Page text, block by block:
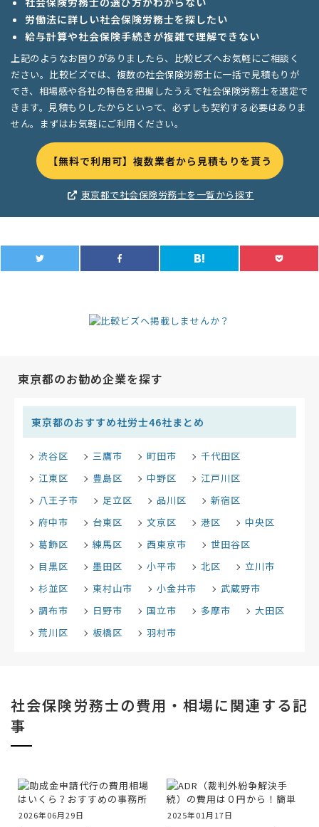
労働法に詳しい社会保険労務士を探したい
給与計算や社会保険手続きが複雑で理解できない
上記のようなお困りがありましたら、比較ビズへお気軽にご相談く
ださい。比較ビズでは、複数の社会保険労務士に一括で見積もりが
でき、相場感や各社の特色を把握したうえで社会保険労務士を選定で
きます。見積もりしたからといって、必ずしも契約する必要はありま
せん。まずはお気軽にご利用ください。
【無料で利用可】複数業者から見積もりを貰う
東京都で社会保険労務士を一覧から探す
東京都のお勧め企業を探す
東京都のおすすめ社労士46社まとめ
渋谷区 三鷹市 町田市
千代田区
江東区
豊島区 中野区
江戸川区
八王子市
足立区 品川区
新宿区
府中市
台東区 文京区 港区
中央区
葛飾区
練馬区 西東京市
世田谷区
目黒区
墨田区 小平市 北区
立川市
杉並区
東村山市 小金井市
武蔵野市
調布市
日野市 国立市 多摩市
大田区
荒川区
板橋区 羽村市
社会保険労務士の費用・相場に関連する記
事
2026年06月29日
2025年01月17日